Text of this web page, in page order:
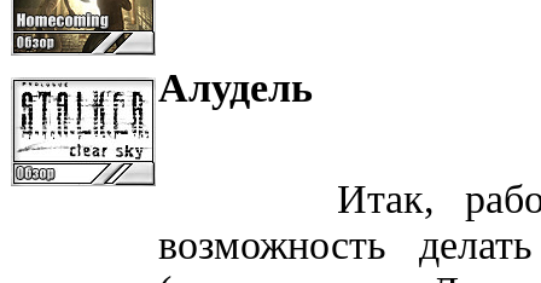
Алудель
Итак, рабочие
возможность